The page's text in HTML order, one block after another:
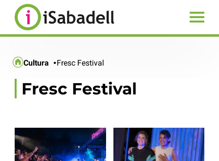
Cultura Fresc Festival
Fresc Festival